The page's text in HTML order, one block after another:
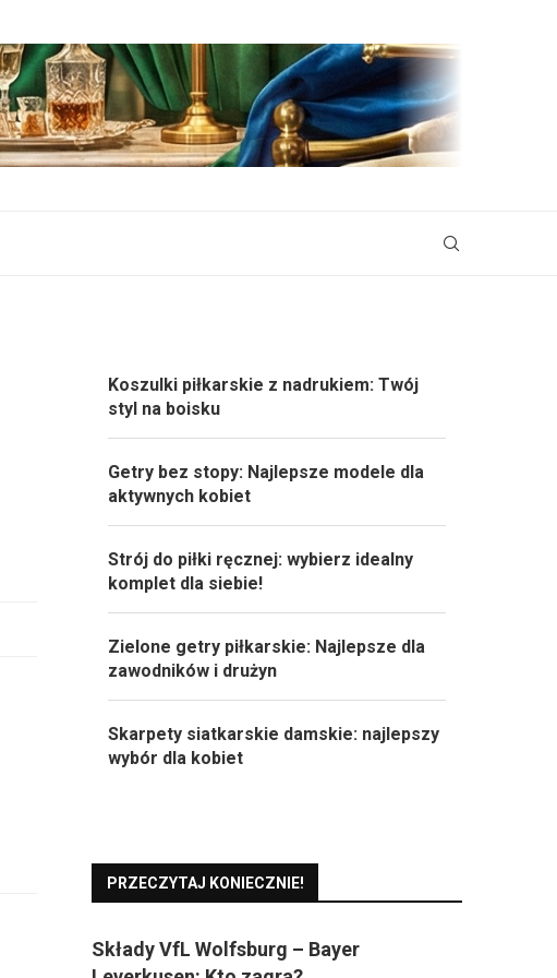
Koszulki piłkarskie z nadrukiem: Twój
styl na boisku
Getry bez stopy: Najlepsze modele dla
aktywnych kobiet
Strój do piłki ręcznej: wybierz idealny
komplet dla siebie!
Zielone getry piłkarskie: Najlepsze dla
zawodników i drużyn
Skarpety siatkarskie damskie: najlepszy
wybór dla kobiet
PRZECZYTAJ KONIECZNIE!
Składy VfL Wolfsburg – Bayer